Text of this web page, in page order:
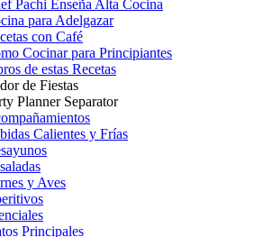
Pachi Enseña Alta Cocina
para Adelgazar
con Café
Cocinar para Principiantes
de estas Recetas
de Fiestas
Planner Separator
Calientes y Frías
y Aves
Principales